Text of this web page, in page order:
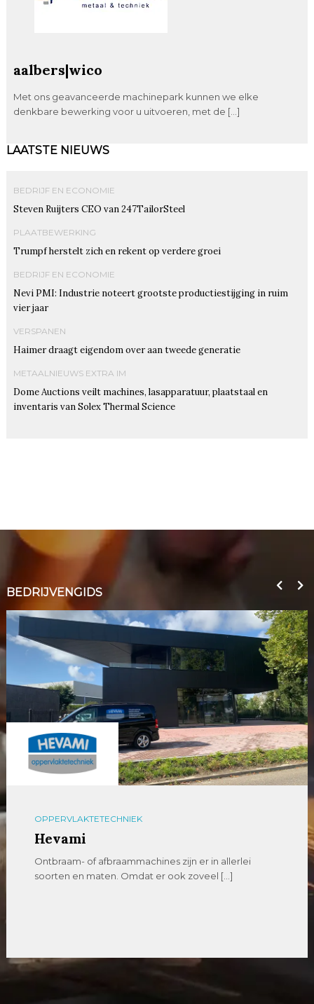
aalbers|wico
Met ons geavanceerde machinepark kunnen we elke
denkbare bewerking voor u uitvoeren, met de […]
LAATSTE NIEUWS
BEDRIJF EN ECONOMIE
Steven Ruijters CEO van 247TailorSteel
PLAATBEWERKING
Trumpf herstelt zich en rekent op verdere groei
BEDRIJF EN ECONOMIE
Nevi PMI: Industrie noteert grootste productiestijging in ruim
vier jaar
VERSPANEN
Haimer draagt eigendom over aan tweede generatie
METAALNIEUWS EXTRA IM
Dome Auctions veilt machines, lasapparatuur, plaatstaal en
inventaris van Solex Thermal Science
BEDRIJVENGIDS
OPPERVLAKTETECHNIEK
Hevami
Ontbraam- of afbraammachines zijn er in allerlei
soorten en maten. Omdat er ook zoveel […]